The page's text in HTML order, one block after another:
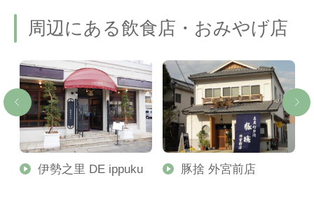
周辺にある飲食店・おみやげ店
伊勢之里 DE ippuku 豚捨 外宮前店